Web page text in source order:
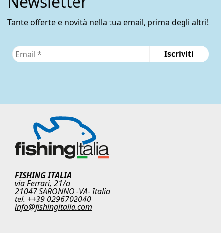
Tante offerte e novità nella tua email, prima degli altri!
FISHING ITALIA
via Ferrari, 21/a
21047 SARONNO -VA- Italia
tel. ++39 0296702040
info@fishingitalia.com